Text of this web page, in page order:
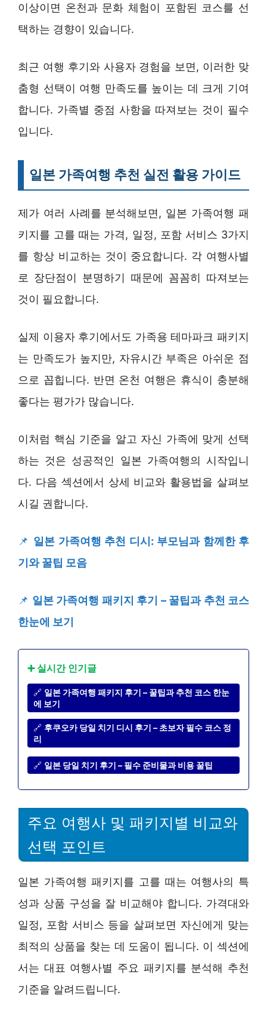
이상이면 온천과 문화 체험이 포함된 코스를 선
택하는 경향이 있습니다.
최근 여행 후기와 사용자 경험을 보면, 이러한 맞
춤형 선택이 여행 만족도를 높이는 데 크게 기여
합니다. 가족별 중점 사항을 따져보는 것이 필수
입니다.
일본 가족여행 추천 실전 활용 가이드
제가 여러 사례를 분석해보면, 일본 가족여행 패
키지를 고를 때는 가격, 일정, 포함 서비스 3가지
를 항상 비교하는 것이 중요합니다. 각 여행사별
로 장단점이 분명하기 때문에 꼼꼼히 따져보는
것이 필요합니다.
실제 이용자 후기에서도 가족용 테마파크 패키지
는 만족도가 높지만, 자유시간 부족은 아쉬운 점
으로 꼽힙니다. 반면 온천 여행은 휴식이 충분해
좋다는 평가가 많습니다.
이처럼 핵심 기준을 알고 자신 가족에 맞게 선택
하는 것은 성공적인 일본 가족여행의 시작입니
다. 다음 섹션에서 상세 비교와 활용법을 살펴보
시길 권합니다.
📌 일본 가족여행 추천 디시: 부모님과 함께한 후
기와 꿀팁 모음
📌 일본 가족여행 패키지 후기 – 꿀팁과 추천 코스
한눈에 보기
➕ 실시간 인기글
🔗 일본 가족여행 패키지 후기 – 꿀팁과 추천 코스 한눈
에 보기
🔗 후쿠오카 당일 치기 디시 후기 – 초보자 필수 코스 정
리
🔗 일본 당일 치기 후기 – 필수 준비물과 비용 꿀팁
주요 여행사 및 패키지별 비교와
선택 포인트
일본 가족여행 패키지를 고를 때는 여행사의 특
성과 상품 구성을 잘 비교해야 합니다. 가격대와
일정, 포함 서비스 등을 살펴보면 자신에게 맞는
최적의 상품을 찾는 데 도움이 됩니다. 이 섹션에
서는 대표 여행사별 주요 패키지를 분석해 추천
기준을 알려드립니다.